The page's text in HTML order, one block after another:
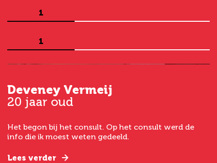
1
1
Deveney Vermeij
20 jaar oud
Het begon bij het consult. Op het consult werd de
info die ik moest weten gedeeld.
Lees verder